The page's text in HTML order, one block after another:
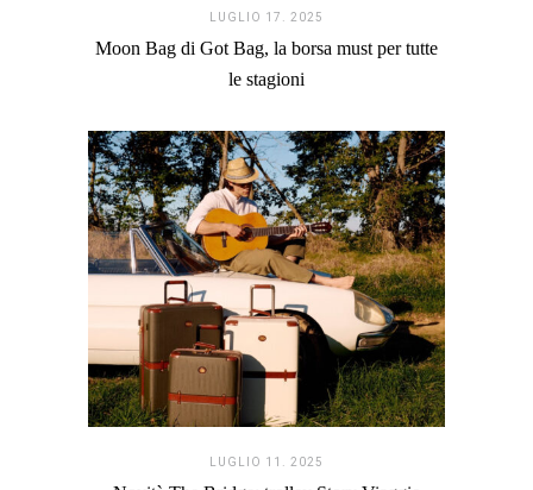
LUGLIO 17. 2025
Moon Bag di Got Bag, la borsa must per tutte
le stagioni
LUGLIO 11. 2025